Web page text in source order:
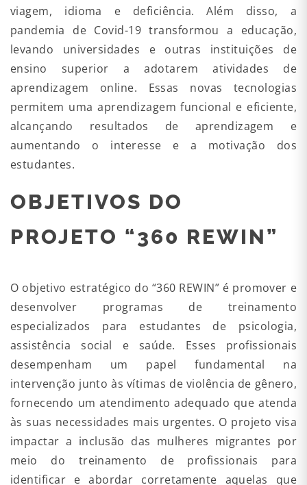
viagem, idioma e deficiência. Além disso, a
pandemia de Covid-19 transformou a educação,
levando universidades e outras instituições de
ensino superior a adotarem atividades de
aprendizagem online. Essas novas tecnologias
permitem uma aprendizagem funcional e eficiente,
alcançando resultados de aprendizagem e
aumentando o interesse e a motivação dos
estudantes.
OBJETIVOS DO
PROJETO “360 REWIN”
O objetivo estratégico do “360 REWIN” é promover e
desenvolver programas de treinamento
especializados para estudantes de psicologia,
assistência social e saúde. Esses profissionais
desempenham um papel fundamental na
intervenção junto às vítimas de violência de gênero,
fornecendo um atendimento adequado que atenda
às suas necessidades mais urgentes. O projeto visa
impactar a inclusão das mulheres migrantes por
meio do treinamento de profissionais para
identificar e abordar corretamente aquelas que